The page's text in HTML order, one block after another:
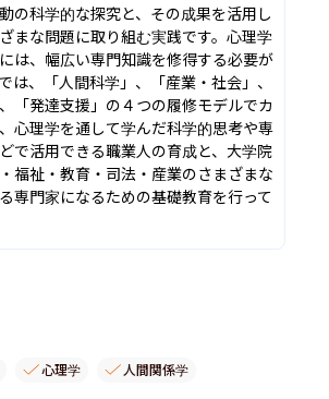
の科学的な探究と、その成果を活用し
まな問題に取り組む実践です。心理学
は、幅広い専門知識を修得する必要が
は、「人間科学」、「産業・社会」、
「発達支援」の４つの履修モデルでカ
心理学を通して学んだ科学的思考や専
で活用できる職業人の育成と、大学院
福祉・教育・司法・産業のさまざまな
専門家になるための基礎教育を行って
心理学
人間関係学